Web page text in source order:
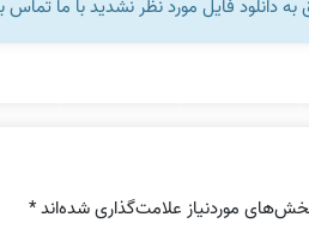
دانلود فایل مورد نظر نشدید با ما تماس
موردنیاز علامت‌گذاری شده‌اند*